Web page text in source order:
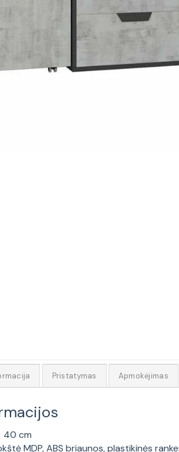
Pristatymas Apmokėjimas
40 cm
MDP, ABS briaunos, plastikinės